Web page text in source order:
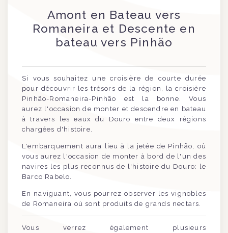
Amont en Bateau vers
Romaneira et Descente en
bateau vers Pinhão
Si vous souhaitez une croisière de courte durée
pour découvrir les trésors de la région, la croisière
Pinhão-Romaneira-Pinhão est la bonne. Vous
aurez l'occasion de monter et descendre en bateau
à travers les eaux du Douro entre deux régions
chargées d'histoire.
L'embarquement aura lieu à la jetée de Pinhão, où
vous aurez l'occasion de monter à bord de l'un des
navires les plus reconnus de l'histoire du Douro: le
Barco Rabelo.
En naviguant, vous pourrez observer les vignobles
de Romaneira où sont produits de grands nectars.
Vous verrez également plusieurs